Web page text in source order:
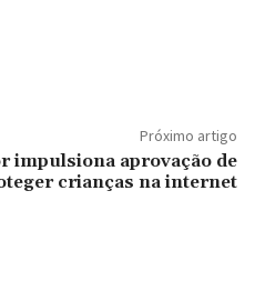
Próximo artigo
impulsiona aprovação de
crianças na internet